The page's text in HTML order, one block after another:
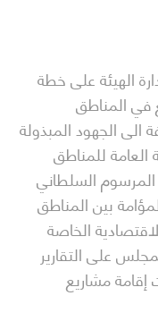
الهيئة على خطة
في المناطق
الى الجهود المبذولة
للمناطق
السلطاني
والمؤامة بين المناطق
الخاصة
على التقارير
إقامة مشاريع